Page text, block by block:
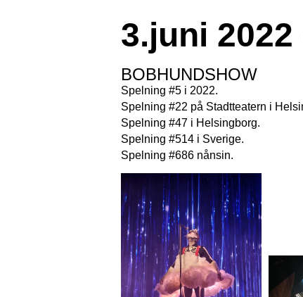
3.juni
BOBHUNDSHOW
Spelning #5 i 2022.
Spelning #22 på Stadtteatern i
Spelning #47 i Helsingborg.
Spelning #514 i Sverige.
Spelning #686 nånsin.